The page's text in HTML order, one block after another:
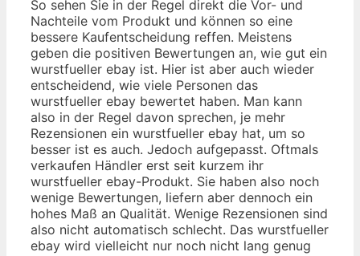
So sehen Sie in der Regel direkt die Vor- und
Nachteile vom Produkt und können so eine
bessere Kaufentscheidung reffen. Meistens
geben die positiven Bewertungen an, wie gut ein
wurstfueller ebay ist. Hier ist aber auch wieder
entscheidend, wie viele Personen das
wurstfueller ebay bewertet haben. Man kann
also in der Regel davon sprechen, je mehr
Rezensionen ein wurstfueller ebay hat, um so
besser ist es auch. Jedoch aufgepasst. Oftmals
verkaufen Händler erst seit kurzem ihr
wurstfueller ebay-Produkt. Sie haben also noch
wenige Bewertungen, liefern aber dennoch ein
hohes Maß an Qualität. Wenige Rezensionen sind
also nicht automatisch schlecht. Das wurstfueller
ebay wird vielleicht nur noch nicht lang genug